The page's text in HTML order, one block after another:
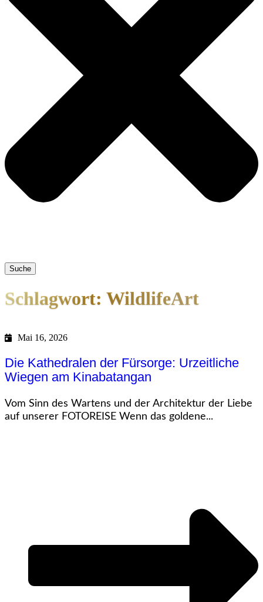
Suche
Schlagwort: WildlifeArt
Mai 16, 2026
Die Kathedralen der Fürsorge: Urzeitliche
Wiegen am Kinabatangan
Vom Sinn des Wartens und der Architektur der Liebe
auf unserer FOTOREISE Wenn das goldene...